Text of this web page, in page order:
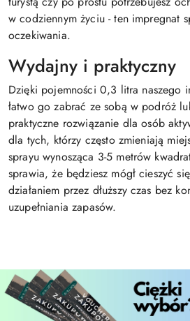
w codziennym życiu - ten impregnat
oczekiwania.
Wydajny i praktyczny
Dzięki pojemności 0,3 litra naszego
łatwo go zabrać ze sobą w podróż
praktyczne rozwiązanie dla osób
dla tych, którzy często zmieniają
sprayu wynosząca 3-5 metrów
sprawia, że będziesz mógł cieszyć
działaniem przez dłuższy czas bez
uzupełniania zapasów.